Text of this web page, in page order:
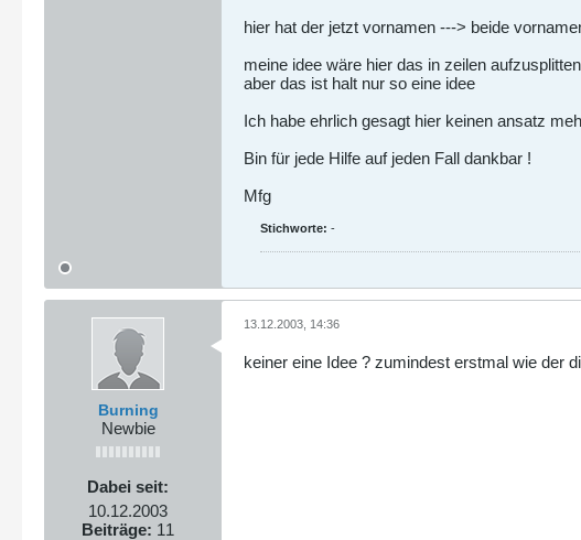
hier hat der jetzt vornamen ---> beide
meine idee wäre hier das in zeilen
aber das ist halt nur so eine idee
Ich habe ehrlich gesagt hier keinen ansatz
Bin für jede Hilfe auf jeden Fall dankbar !
Mfg
Stichworte: -
Burning
Newbie
Dabei seit:
10.12.2003
Beiträge: 11
13.12.2003, 14:36
keiner eine Idee ? zumindest erstmal wie der